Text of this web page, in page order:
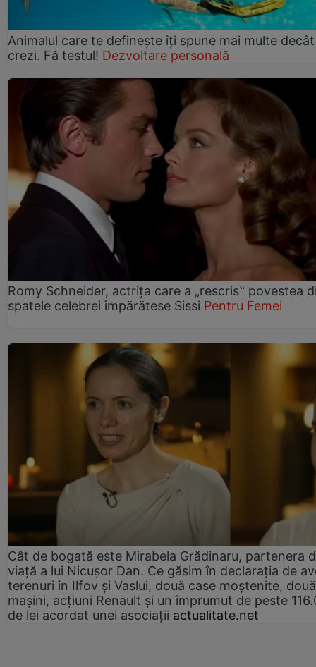
Animalul care te definește îți spune mai multe decât
crezi. Fă testul! Dezvoltare personală
Romy Schneider, actrița care a „rescris‟ povestea
spatele celebrei împărătese Sissi Pentru Femei
Cât de bogată este Mirabela Grădinaru, partenera
viață a lui Nicușor Dan. Ce găsim în declarația de
terenuri în Ilfov și Vaslui, două case moștenite, două
mașini, acțiuni Renault și un împrumut de peste
de lei acordat unei asociații actualitate.net